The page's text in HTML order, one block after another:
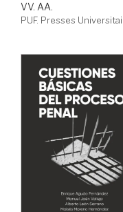
VV. AA.
PUF. Presses